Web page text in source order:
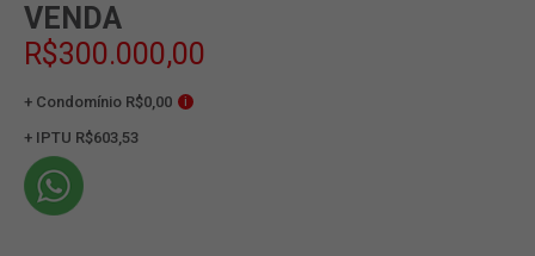
VENDA
R$300.000,00
+ Condomínio R$0,00 i
+ IPTU R$603,53